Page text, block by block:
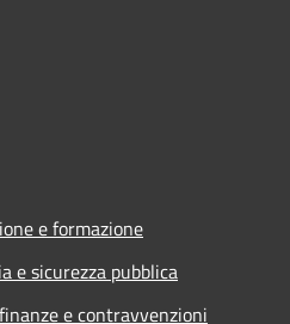
e formazione
e sicurezza pubblica
e contravvenzioni